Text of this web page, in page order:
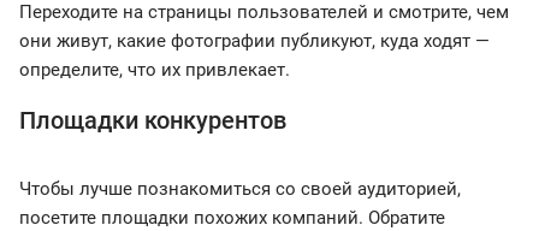
Переходите на страницы пользователей и смотрите, чем
они живут, какие фотографии публикуют, куда ходят —
определите, что их привлекает.
Площадки конкурентов
Чтобы лучше познакомиться со своей аудиторией,
посетите площадки похожих компаний. Обратите